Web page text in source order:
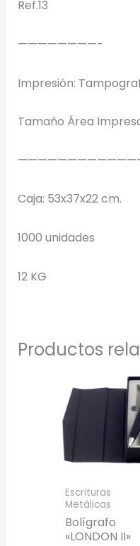
o haz clic
Ref.13
————————-
Impresión:
Tamaño Área
Caja: 53x37x22 cm.
1000 unidades
12 KG
Productos
Escrituras
Metálicas
Bolígrafo
«LONDON II»